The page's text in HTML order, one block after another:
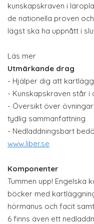
kunskapskraven i
de nationella proven
lägst ska ha uppnått i
Läs mer
Utmärkande drag
- Hjälper dig att
- Kunskapskraven står i
- Översikt över
tydlig sammanfattning
- Nedladdningsbart
www.liber.se
Komponenter
Tummen upp! Engelska
böcker med
hörmanus och facit
6 finns även ett